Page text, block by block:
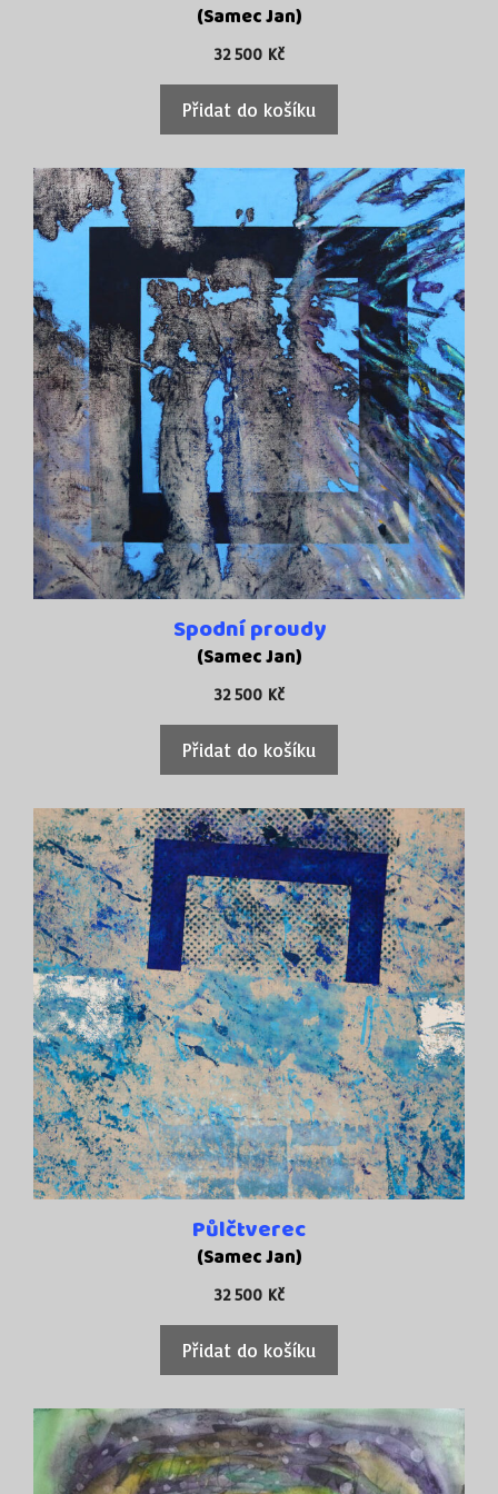
(Samec Jan)
32 500 Kč
Přidat do košíku
Spodní proudy
(Samec Jan)
32 500 Kč
Přidat do košíku
Půlčtverec
(Samec Jan)
32 500 Kč
Přidat do košíku
Tento
produkt
má